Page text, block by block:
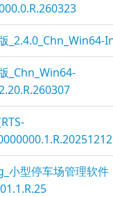
_2.4.0_Chn_Win64-
_Chn_Win64-
小型停车场管理软件